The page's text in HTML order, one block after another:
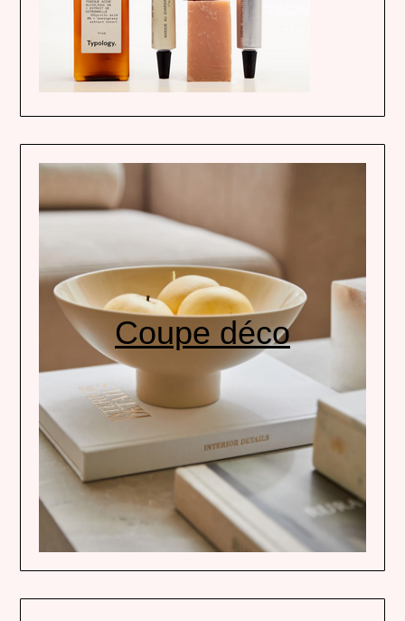
Coupe déco